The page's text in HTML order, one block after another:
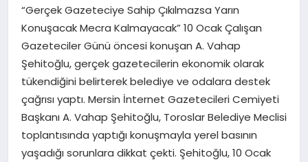
EKONOMI
SAĞLIK
DÜNYA
EĞITIM
“Gerçek Gazeteciye Sahip Çıkılmazsa Yarın
Konuşacak Mecra Kalmayacak” 10 Ocak Çalışan
Gazeteciler Günü öncesi konuşan A. Vahap
Şehitoğlu, gerçek gazetecilerin ekonomik olarak
tükendiğini belirterek belediye ve odalara destek
çağrısı yaptı. Mersin İnternet Gazetecileri Cemiyeti
Başkanı A. Vahap Şehitoğlu, Toroslar Belediye Meclisi
toplantısında yaptığı konuşmayla yerel basının
yaşadığı sorunlara dikkat çekti. Şehitoğlu, 10 Ocak